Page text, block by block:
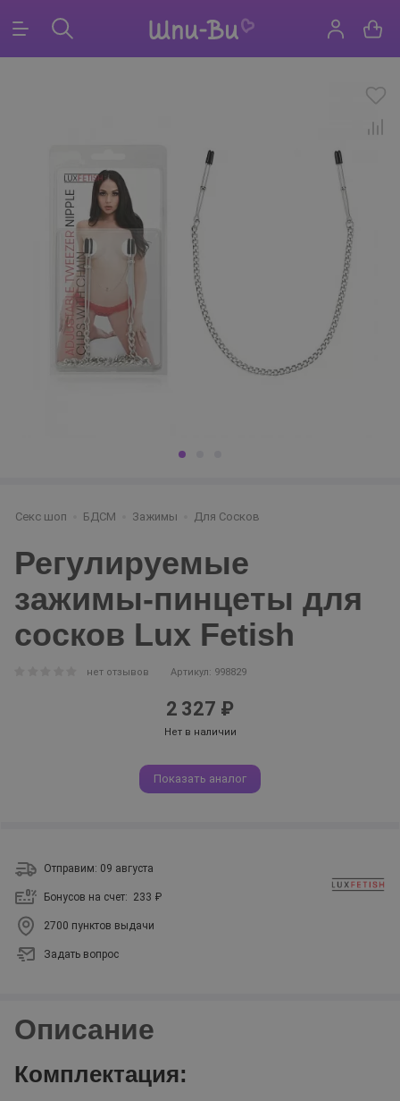
Секс шоп БДСМ Зажимы Для Сосков
Регулируемые
зажимы-пинцеты для
сосков Lux Fetish
нет отзывов Артикул: 998829
2 327 ₽
Нет в наличии
Показать аналог
Отправим: 09 августа
Бонусов на счет: 233 ₽
2700 пунктов выдачи
Задать вопрос
Описание
Комплектация: